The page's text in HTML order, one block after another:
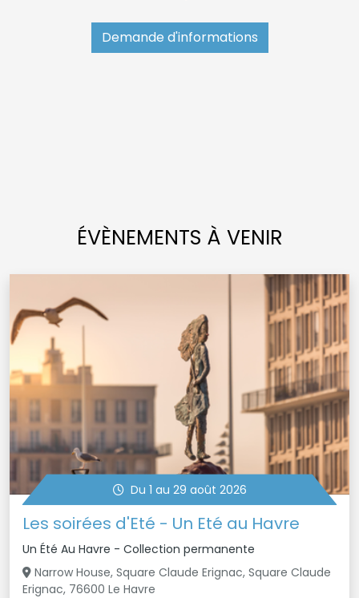
Demande d'informations
ÉVÈNEMENTS À VENIR
Du 1 au 29 août 2026
Les soirées d'Eté - Un Eté au Havre
Un Été Au Havre - Collection permanente
Narrow House, Square Claude Erignac, Square Claude
Erignac, 76600 Le Havre